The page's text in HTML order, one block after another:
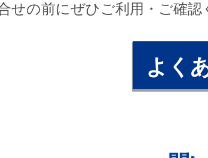
せの前にぜひご利用・ご確認
よく